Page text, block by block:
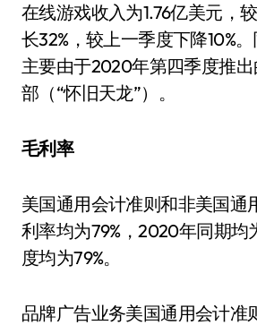
在线游戏收入为1.76亿美元，
长32%，较上一季度下降10%
主要由于2020年第四季度推
部（“怀旧天龙”）。
毛利率
美国通用会计准则和非美国通
利率均为79%，2020年同期均
度均为79%。
品牌广告业务美国通用会计准